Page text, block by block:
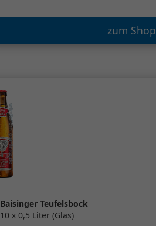
zum Shop
Baisinger Teufelsbock
10 x 0,5 Liter (Glas)